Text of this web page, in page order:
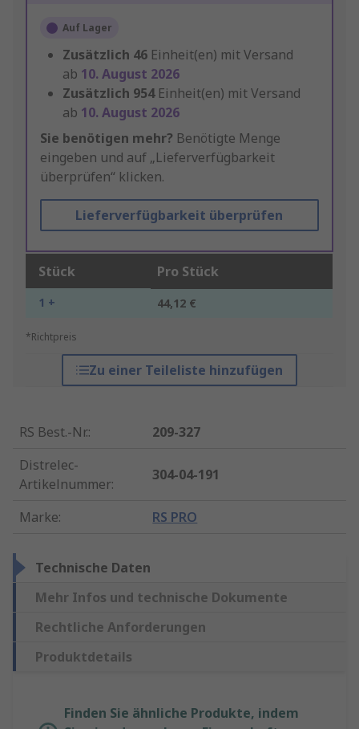
Auf Lager
Zusätzlich 46 Einheit(en) mit Versand
ab 10. August 2026
Zusätzlich 954 Einheit(en) mit Versand
ab 10. August 2026
Sie benötigen mehr? Benötigte Menge
eingeben und auf „Lieferverfügbarkeit
überprüfen“ klicken.
Lieferverfügbarkeit überprüfen
Stück Pro Stück
1 + 44,12 €
*Richtpreis
Zu einer Teileliste hinzufügen
RS Best.-Nr.:
209-327
Distrelec-
Artikelnummer:
304-04-191
Marke: RS PRO
Technische Daten
Mehr Infos und technische Dokumente
Rechtliche Anforderungen
Produktdetails
Finden Sie ähnliche Produkte, indem